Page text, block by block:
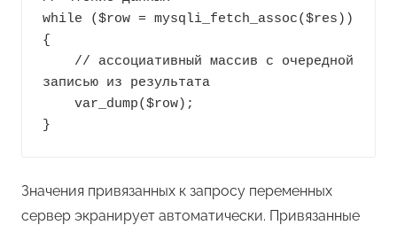
while ($row = mysqli_fetch_assoc($res))
{
записью из результата
Значения привязанных к запросу переменных
сервер экранирует автоматически. Привязанные